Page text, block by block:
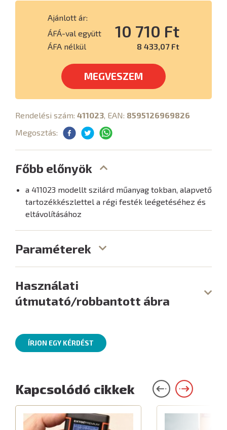
Ajánlott ár:
ÁFÁ-val együtt
10 710 Ft
ÁFA nélkül 8 433,07 Ft
MEGVESZEM
Rendelési szám: 411023 , EAN: 8595126969826
Megosztás:
Főbb előnyök
a 411023 modellt szilárd műanyag tokban, alapvető
tartozékkészlettel a régi festék leégetéséhez és
eltávolításához
Paraméterek
Használati
útmutató/robbantott ábra
ÍRJON EGY KÉRDÉST
Kapcsolódó cikkek